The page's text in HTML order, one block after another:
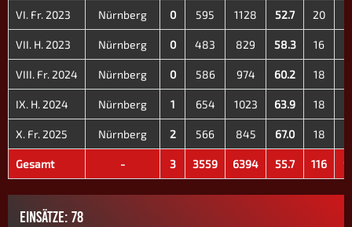
VI. Fr. 2023 Nürnberg 0 595 1128 52.7 20
VII. H. 2023 Nürnberg 0 483 829 58.3 16
VIII. Fr. 2024 Nürnberg 0 586 974 60.2 18
IX. H. 2024 Nürnberg 1 654 1023 63.9 18
X. Fr. 2025 Nürnberg 2 566 845 67.0 18
Gesamt - 3 3559 6394 55.7 116
EINSÄTZE: 78